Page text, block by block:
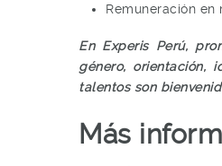
Remuneración
En Experis Perú,
género, orientación,
talentos son
Más